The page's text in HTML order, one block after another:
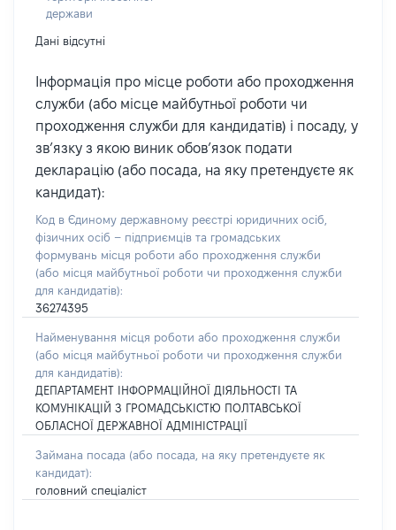
держави
Дані відсутні
Інформація про місце роботи або проходження
служби (або місце майбутньої роботи чи
проходження служби для кандидатів) і посаду, у
зв’язку з якою виник обов’язок подати
декларацію (або посада, на яку претендуєте як
кандидат):
Код в Єдиному державному реєстрі юридичних осіб,
фізичних осіб – підприємців та громадських
формувань місця роботи або проходження служби
(або місця майбутньої роботи чи проходження служби
для кандидатів):
36274395
Найменування місця роботи або проходження служби
(або місця майбутньої роботи чи проходження служби
для кандидатів):
ДЕПАРТАМЕНТ ІНФОРМАЦІЙНОЇ ДІЯЛЬНОСТІ ТА
КОМУНІКАЦІЙ З ГРОМАДСЬКІСТЮ ПОЛТАВСЬКОЇ
ОБЛАСНОЇ ДЕРЖАВНОЇ АДМІНІСТРАЦІЇ
Займана посада (або посада, на яку претендуєте як
кандидат):
головний спеціаліст